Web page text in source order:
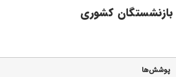
کشوری
پوشش‌ها